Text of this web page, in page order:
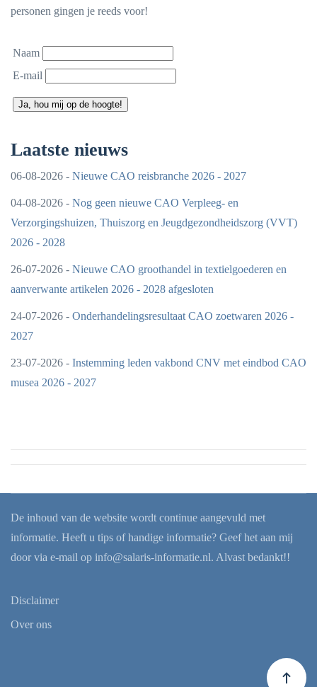
personen gingen je reeds voor!
Naam
E-mail
Ja, hou mij op de hoogte!
Laatste nieuws
06-08-2026 - Nieuwe CAO reisbranche 2026 - 2027
04-08-2026 - Nog geen nieuwe CAO Verpleeg- en
Verzorgingshuizen, Thuiszorg en Jeugdgezondheidszorg (VVT)
2026 - 2028
26-07-2026 - Nieuwe CAO groothandel in textielgoederen en
aanverwante artikelen 2026 - 2028 afgesloten
24-07-2026 - Onderhandelingsresultaat CAO zoetwaren 2026 -
2027
23-07-2026 - Instemming leden vakbond CNV met eindbod CAO
musea 2026 - 2027
De inhoud van de website wordt continue aangevuld met
informatie. Heeft u tips of handige informatie? Geef het aan mij
door via e-mail op info@salaris-informatie.nl. Alvast bedankt!!
Disclaimer
Over ons